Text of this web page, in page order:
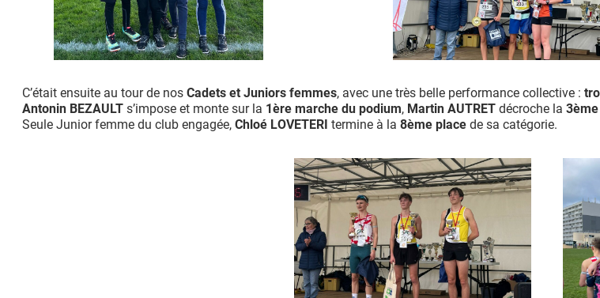
C’était ensuite au tour de nos Cadets et Juniors femmes, avec une très belle performance collective :
Antonin BEZAULT s’impose et monte sur la 1ère marche du podium, Martin AUTRET décroche la 3ème
Seule Junior femme du club engagée, Chloé LOVETERI termine à la 8ème place de sa catégorie.